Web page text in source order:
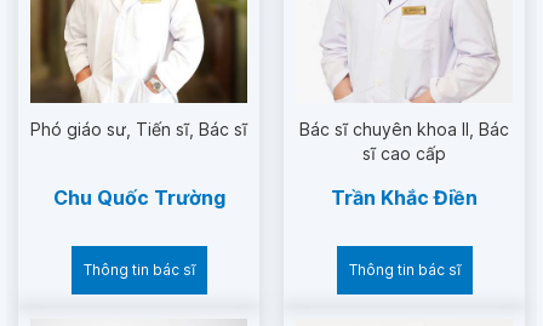
Phó giáo sư Tiến sĩ Bác sĩ
Chu Quốc Trường
Thông tin bác sĩ
Bác sĩ chuyên khoa II Bác
sĩ cao cấp
Trần Khắc Điền
Thông tin bác sĩ